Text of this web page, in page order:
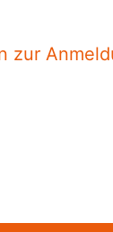
zur